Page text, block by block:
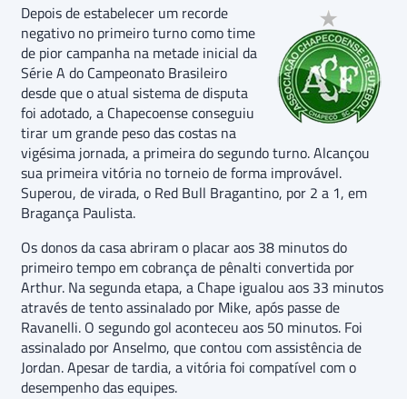
Depois de estabelecer um recorde
negativo no primeiro turno como time
de pior campanha na metade inicial da
Série A do Campeonato Brasileiro
desde que o atual sistema de disputa
foi adotado, a Chapecoense conseguiu
tirar um grande peso das costas na
vigésima jornada, a primeira do segundo turno. Alcançou
sua primeira vitória no torneio de forma improvável.
Superou, de virada, o Red Bull Bragantino, por 2 a 1, em
Bragança Paulista.
Os donos da casa abriram o placar aos 38 minutos do
primeiro tempo em cobrança de pênalti convertida por
Arthur. Na segunda etapa, a Chape igualou aos 33 minutos
através de tento assinalado por Mike, após passe de
Ravanelli. O segundo gol aconteceu aos 50 minutos. Foi
assinalado por Anselmo, que contou com assistência de
Jordan. Apesar de tardia, a vitória foi compatível com o
desempenho das equipes.